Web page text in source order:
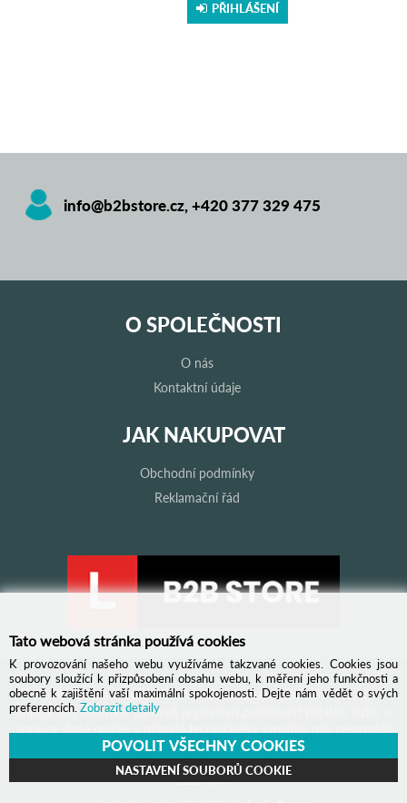
PŘIHLÁŠENÍ
info@b2bstore.cz, +420 377 329 475
O SPOLEČNOSTI
O nás
Kontaktní údaje
JAK NAKUPOVAT
Obchodní podmínky
Reklamační řád
Podle zákona o evidenci tržeb je prodávající povinen vystavit
kupujícímu účtenku. Zároveň je povinen zaevidovat přijatou tržbu u
do 48 hodin.
B2B store
Tato webová stránka používá cookies
K provozování našeho webu využíváme takzvané cookies. Cookies jsou
soubory sloužící k přizpůsobení obsahu webu, k měření jeho funkčnosti a
obecně k zajištění vaší maximální spokojenosti. Dejte nám vědět o svých
preferencích. Zobrazit detaily
NASTAVENÍ SOUBORŮ COOKIE
POVOLIT VŠECHNY COOKIES